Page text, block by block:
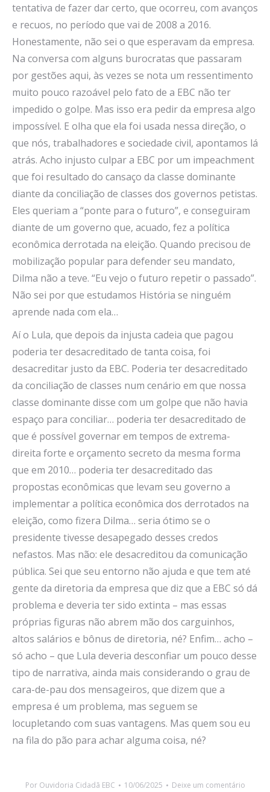
tentativa de fazer dar certo, que ocorreu, com avanços
e recuos, no período que vai de 2008 a 2016.
Honestamente, não sei o que esperavam da empresa.
Na conversa com alguns burocratas que passaram
por gestões aqui, às vezes se nota um ressentimento
muito pouco razoável pelo fato de a EBC não ter
impedido o golpe. Mas isso era pedir da empresa algo
impossível. E olha que ela foi usada nessa direção, o
que nós, trabalhadores e sociedade civil, apontamos lá
atrás. Acho injusto culpar a EBC por um impeachment
que foi resultado do cansaço da classe dominante
diante da conciliação de classes dos governos petistas.
Eles queriam a “ponte para o futuro”, e conseguiram
diante de um governo que, acuado, fez a política
econômica derrotada na eleição. Quando precisou de
mobilização popular para defender seu mandato,
Dilma não a teve. “Eu vejo o futuro repetir o passado”.
Não sei por que estudamos História se ninguém
aprende nada com ela…
Aí o Lula, que depois da injusta cadeia que pagou
poderia ter desacreditado de tanta coisa, foi
desacreditar justo da EBC. Poderia ter desacreditado
da conciliação de classes num cenário em que nossa
classe dominante disse com um golpe que não havia
espaço para conciliar… poderia ter desacreditado de
que é possível governar em tempos de extrema-
direita forte e orçamento secreto da mesma forma
que em 2010… poderia ter desacreditado das
propostas econômicas que levam seu governo a
implementar a política econômica dos derrotados na
eleição, como fizera Dilma… seria ótimo se o
presidente tivesse desapegado desses credos
nefastos. Mas não: ele desacreditou da comunicação
pública. Sei que seu entorno não ajuda e que tem até
gente da diretoria da empresa que diz que a EBC só dá
problema e deveria ter sido extinta – mas essas
próprias figuras não abrem mão dos carguinhos,
altos salários e bônus de diretoria, né? Enfim… acho –
só acho – que Lula deveria desconfiar um pouco desse
tipo de narrativa, ainda mais considerando o grau de
cara-de-pau dos mensageiros, que dizem que a
empresa é um problema, mas seguem se
locupletando com suas vantagens. Mas quem sou eu
na fila do pão para achar alguma coisa, né?
Por Ouvidoria Cidadã EBC 10/06/2025
Deixe um comentário